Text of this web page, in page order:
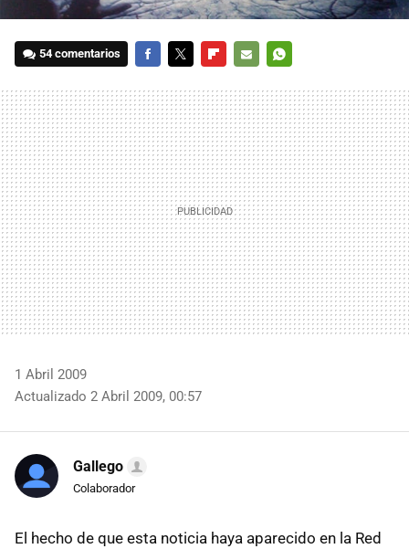
54 comentarios
MAIL
1 Abril 2009
Actualizado 2 Abril 2009, 00:57
Gallego
Colaborador
El hecho de que esta noticia haya aparecido en la Red